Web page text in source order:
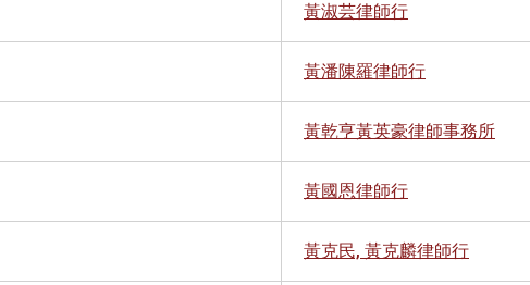
黃淑芸律師行
黃潘陳羅律師行
黃乾亨黃英豪律師事務所
黃國恩律師行
黃克民, 黃克麟律師行